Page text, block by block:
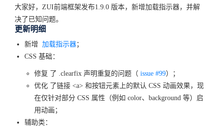
大家好，ZUI前端框架发布1.9.0 版本，新增加载指示器，并解
决了已知问题。
更新明细
新增 加载指示器；
CSS 基础：
修复 了 .clearfix 声明重复的问题（ issue #99）；
优化 了链接 <a> 和按钮元素上的默认 CSS 动画效果，现
在仅针对部分 CSS 属性（例如 color、background 等）启
用动画；
辅助类：